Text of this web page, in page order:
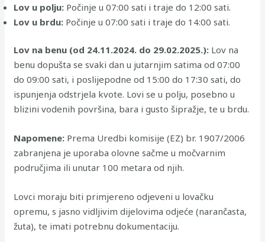
Lov u polju: Počinje u 07:00 sati i traje do 12:00 sati.
Lov u brdu: Počinje u 07:00 sati i traje do 14:00 sati.
Lov na benu (od 24.11.2024. do 29.02.2025.): Lov na
benu dopušta se svaki dan u jutarnjim satima od 07:00
do 09:00 sati, i poslijepodne od 15:00 do 17:30 sati, do
ispunjenja odstrjela kvote. Lovi se u polju, posebno u
blizini vodenih površina, bara i gusto šipražje, te u brdu.
Napomene: Prema Uredbi komisije (EZ) br. 1907/2006
zabranjena je uporaba olovne sačme u močvarnim
područjima ili unutar 100 metara od njih.
Lovci moraju biti primjereno odjeveni u lovačku
opremu, s jasno vidljivim dijelovima odjeće (narančasta,
žuta), te imati potrebnu dokumentaciju.